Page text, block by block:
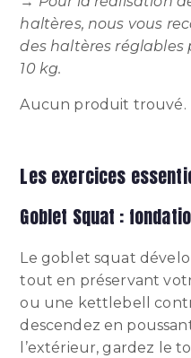
haltères, nous vous
des haltères réglables
10 kg.
Aucun produit trouvé.
Les exercices
Goblet Squat :
Le goblet squat
tout en préservant
ou une kettlebell
descendez en
l’extérieur, gardez le